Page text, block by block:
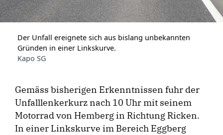
Der Unfall ereignete sich aus bislang unbekannten
Gründen in einer Linkskurve.
Kapo SG
Gemäss bisherigen Erkenntnissen fuhr der
Unfalllenkerkurz nach 10 Uhr mit seinem
Motorrad von Hemberg in Richtung Ricken.
In einer Linkskurve im Bereich Eggberg